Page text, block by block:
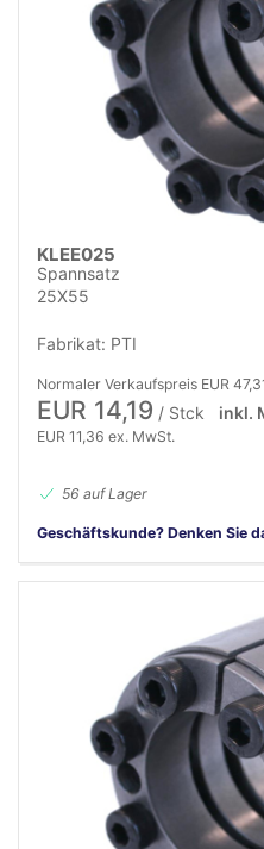
KLEE025
Spannsatz
25X55
Fabrikat: PTI
Normaler Verkaufspreis EUR
EUR 14,19 / Stck inkl.
EUR 11,36 ex. MwSt.
56 auf Lager
Geschäftskunde? Denken Sie